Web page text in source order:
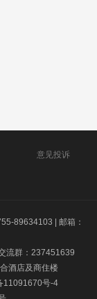
意见投诉
89634103 | 邮箱：
流群：237451639
酒店及商住楼
11091670号-4